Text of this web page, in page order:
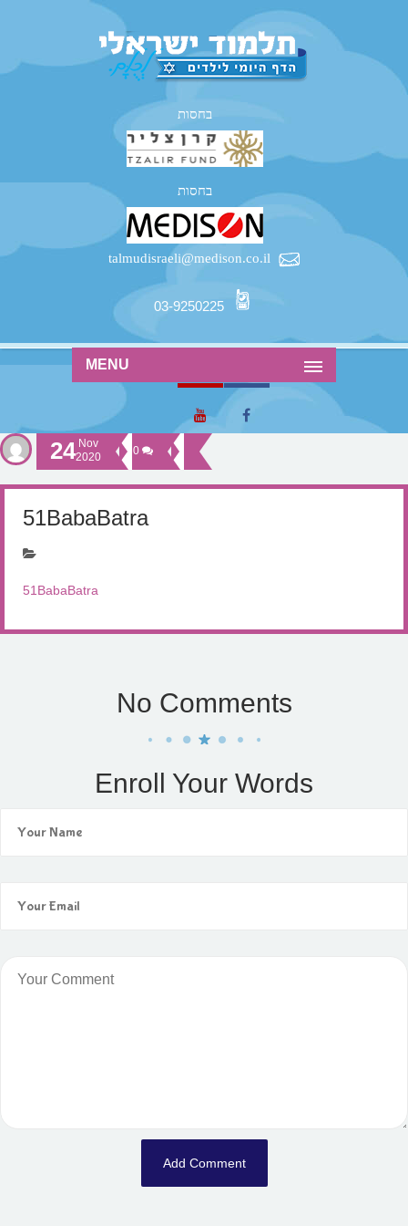
בחסות
בחסות
talmudisraeli@medison.co.il
03-9250225
MENU
24 Nov
2020
0
51BabaBatra
51BabaBatra
No Comments
Enroll Your Words